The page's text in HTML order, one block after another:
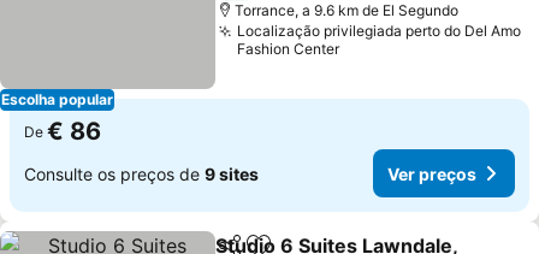
Escolha popular
Torrance, a 9.6 km de El Segundo
Localização privilegiada perto do Del Amo
Fashion Center
De € 86
Consulte os preços de 9 sites Ver preços
Studio 6 Suites Lawndale,